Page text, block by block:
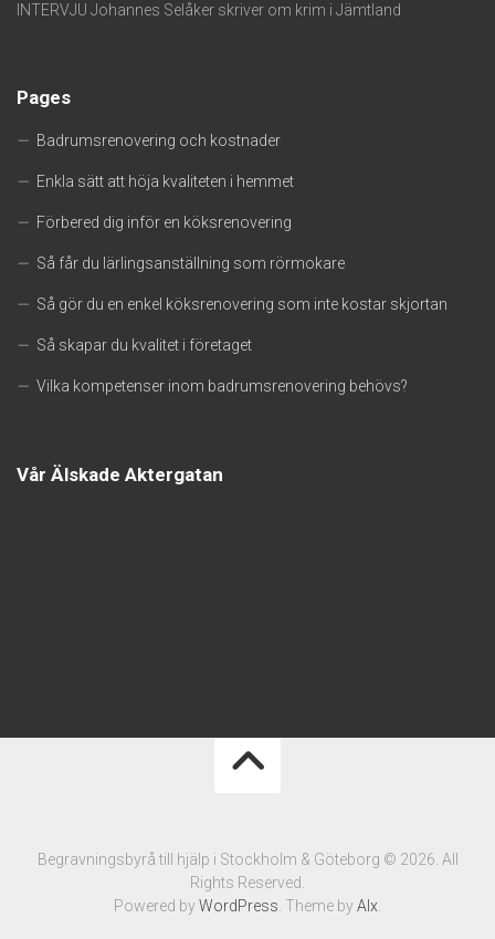
INTERVJU Johannes Selåker skriver om krim i Jämtland
Pages
Badrumsrenovering och kostnader
Enkla sätt att höja kvaliteten i hemmet
Förbered dig inför en köksrenovering
Så får du lärlingsanställning som rörmokare
Så gör du en enkel köksrenovering som inte kostar skjortan
Så skapar du kvalitet i företaget
Vilka kompetenser inom badrumsrenovering behövs?
Vår Älskade Aktergatan
Begravningsbyrå till hjälp i Stockholm & Göteborg © 2026. All
Rights Reserved.
Powered byWordPress . Theme byAlx